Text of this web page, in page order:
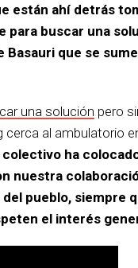
están ahí detrás
para buscar una
Basauri que se
una solución pero
al ambulatorio
ha
nuestra
pueblo, siempre
el interés